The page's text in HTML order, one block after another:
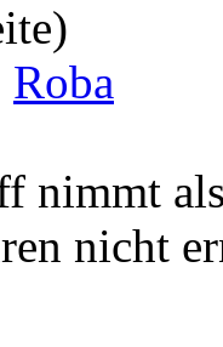
Roba
nimmt
nicht